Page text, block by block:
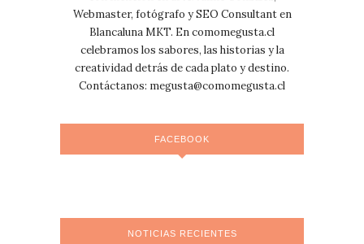
Webmaster, fotógrafo y SEO Consultant en
Blancaluna MKT. En comomegusta.cl
celebramos los sabores, las historias y la
creatividad detrás de cada plato y destino.
Contáctanos: megusta@comomegusta.cl
FACEBOOK
NOTICIAS RECIENTES